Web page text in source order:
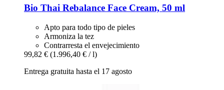
Bio Thai Rebalance Face Cream, 50 ml
Apto para todo tipo de pieles
Armoniza la tez
Contrarresta el envejecimiento
99,82 € (1.996,40 € / l)
Entrega gratuita hasta el 17 agosto